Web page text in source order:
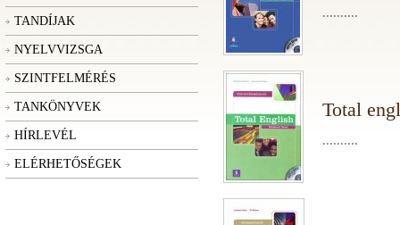
TANDÍJAK
NYELVVIZSGA
SZINTFELMÉRÉS
TANKÖNYVEK
HÍRLEVÉL
ELÉRHETŐSÉGEK
..........
Total
..........